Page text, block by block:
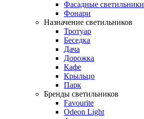
Фасадные светильники
Фонари
Назначение светильников
Тротуар
Беседка
Дача
Дорожка
Кафе
Крыльцо
Парк
Бренды светильников
Favourite
Odeon Light